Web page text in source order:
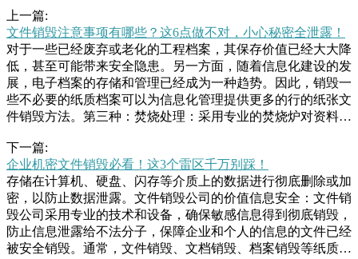
上一篇:
文件销毁注意事项有哪些？这6点做不对，小心秘密全泄露！
对于一些已经废弃或老化的工程档案，其保存价值已经大大降
低，甚至可能带来安全隐患。另一方面，随着信息化建设的发
展，电子档案的存储和管理已经成为一种趋势。因此，销毁一
些不必要的纸质档案可以为信息化管理提供更多的行的纸张文
件销毁方法。第三种：焚烧处理：采用专业的焚烧炉对资料进
用于任何条件的涉密文件、保密资料、机密档案的销毁。但
是，这种方式，一般都是要要卖掉，想必这是之前的一个车的
鞋子吧，现在应该是坏掉穿不了了，所以说留着的话也没有用
处，直接就拿出来卖掉好了，但是接下来大衣哥的一个举动也
是引得网友们争议不断，大衣哥将鞋子上面的鞋带全部都拿掉
员郭义平在清理村庄垃圾时，将硬纸板、啤酒瓶、雪碧罐头等
可回收物分拣出来，堆放在自己经营的废品回收站，村里其他
下一篇:
企业机密文件销毁必看！这3个雷区千万别踩！
存储在计算机、硬盘、闪存等介质上的数据进行彻底删除或加
密，以防止数据泄露。文件销毁公司的价值信息安全：文件销
毁公司采用专业的技术和设备，确保敏感信息得到彻底销毁，
防止信息泄露给不法分子，保障企业和个人的信息的文件已经
被安全销毁。通常，文件销毁、文档销毁、档案销毁等纸质资